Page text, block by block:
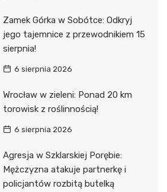
Zamek Górka w Sobótce: Odkryj
jego tajemnice z przewodnikiem 15
sierpnia!
6 sierpnia 2026
Wrocław w zieleni: Ponad 20 km
torowisk z roślinnością!
6 sierpnia 2026
Agresja w Szklarskiej Porębie:
Mężczyzna atakuje partnerkę i
policjantów rozbitą butelką